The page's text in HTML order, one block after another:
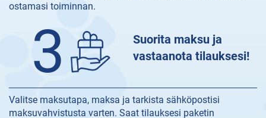
ostamasi toiminnan.
3
Suorita maksu ja
vastaanota tilauksesi!
Valitse maksutapa, maksa ja tarkista sähköpostisi
maksuvahvistusta varten. Saat tilauksesi paketin